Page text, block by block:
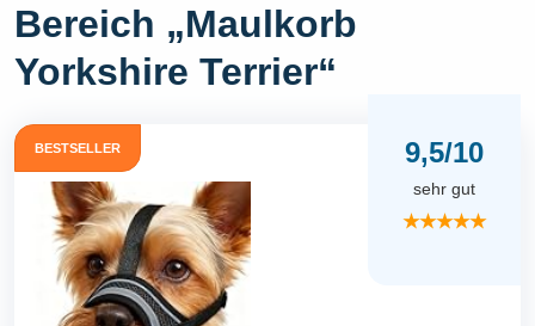
Bereich „Maulkorb
Yorkshire Terrier“
BESTSELLER 9,5/10
sehr gut
★★★★★